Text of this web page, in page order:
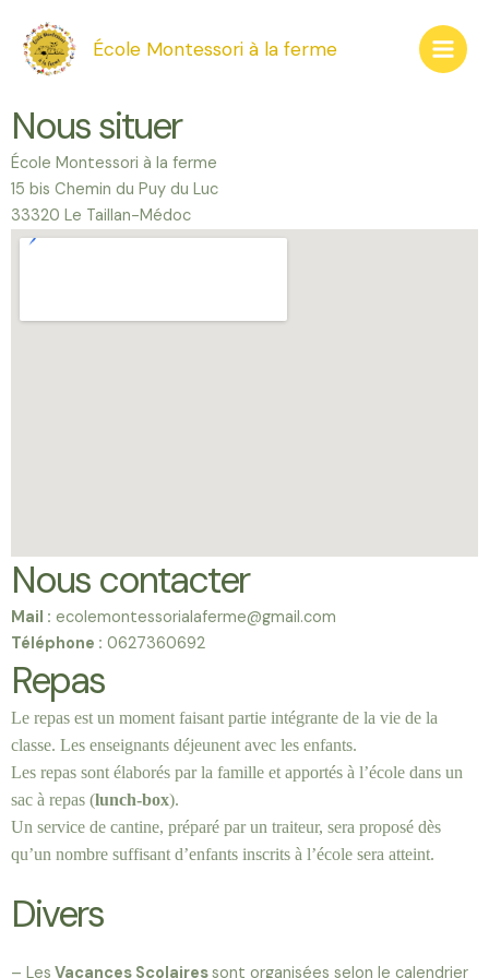
contenu
École Montessori à la ferme
Main
Nous situer
École Montessori à la ferme
15 bis Chemin du Puy du Luc
33320 Le Taillan-Médoc
Nous contacter
Mail : ecolemontessorialaferme@gmail.com
Téléphone : 0627360692
Repas
Le repas est un moment faisant partie intégrante de la vie de la
classe. Les enseignants déjeunent avec les enfants.
Les repas sont élaborés par la famille et apportés à l’école dans un
sac à repas (lunch-box).
Un service de cantine, préparé par un traiteur, sera proposé dès
qu’un nombre suffisant d’enfants inscrits à l’école sera atteint.
Divers
– Les Vacances Scolairessont organisées selon le calendrier